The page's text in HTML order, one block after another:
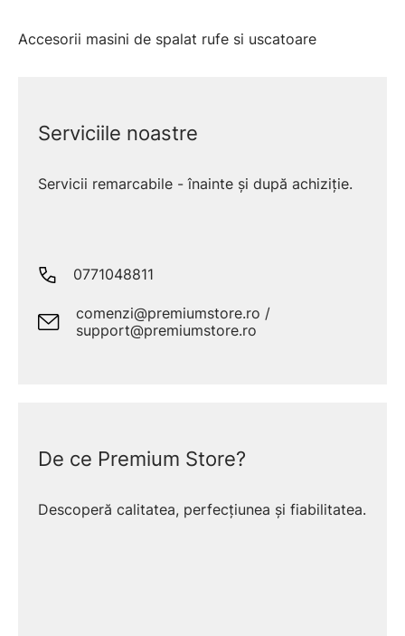
Accesorii masini de spalat rufe si uscatoare
Serviciile noastre
Servicii remarcabile - înainte și după achiziție.
0771048811
comenzi@premiumstore.ro /
support@premiumstore.ro
De ce Premium Store?
Descoperă calitatea, perfecțiunea și fiabilitatea.